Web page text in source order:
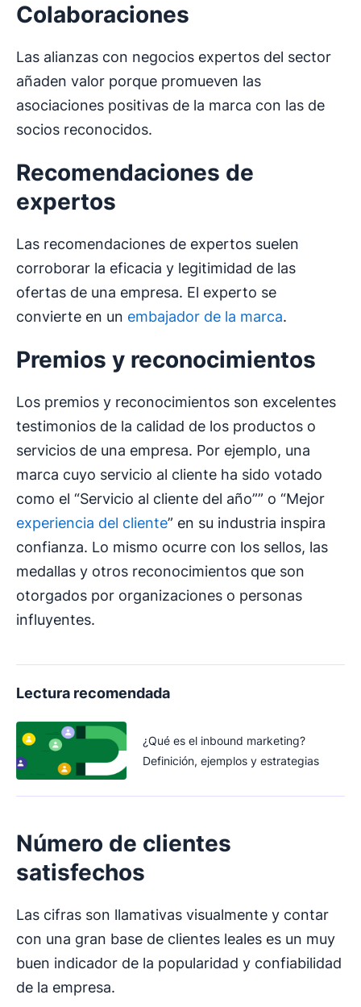
Colaboraciones
Las alianzas con negocios expertos del sector
añaden valor porque promueven las
asociaciones positivas de la marca con las de
socios reconocidos.
Recomendaciones de
expertos
Las recomendaciones de expertos suelen
corroborar la eficacia y legitimidad de las
ofertas de una empresa. El experto se
convierte en un embajador de la marca.
Premios y reconocimientos
Los premios y reconocimientos son excelentes
testimonios de la calidad de los productos o
servicios de una empresa. Por ejemplo, una
marca cuyo servicio al cliente ha sido votado
como el “Servicio al cliente del año”” o “Mejor
experiencia del cliente” en su industria inspira
confianza. Lo mismo ocurre con los sellos, las
medallas y otros reconocimientos que son
otorgados por organizaciones o personas
influyentes.
Lectura recomendada
¿Qué es el inbound marketing?
Definición, ejemplos y estrategias
Número de clientes
satisfechos
Las cifras son llamativas visualmente y contar
con una gran base de clientes leales es un muy
buen indicador de la popularidad y confiabilidad
de la empresa.